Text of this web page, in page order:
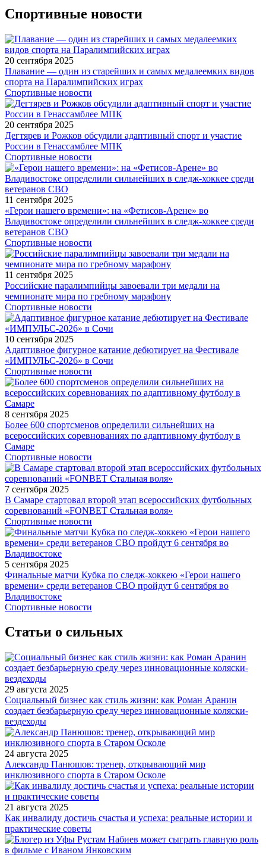
Спортивные новости
20 сентября 2025
Плавание — один из старейших и самых медалеемких видов
спорта на Паралимпийских играх
Спортивные новости
20 сентября 2025
Дегтярев и Рожков обсудили адаптивный спорт и участие
России в Генассамблее МПК
Спортивные новости
11 сентября 2025
«Герои нашего времени»: на «Фетисов-Арене» во
Владивостоке определили сильнейших в следж-хоккее среди
ветеранов СВО
Спортивные новости
11 сентября 2025
Российские паралимпийцы завоевали три медали на
чемпионате мира по гребному марафону
Спортивные новости
10 сентября 2025
Адаптивное фигурное катание дебютирует на Фестивале
«ИМПУЛЬС-2026» в Сочи
Спортивные новости
8 сентября 2025
Более 600 спортсменов определили сильнейших на
всероссийских соревнованиях по адаптивному футболу в
Самаре
Спортивные новости
7 сентября 2025
В Самаре стартовал второй этап всероссийских футбольных
соревнований «FONBET Стальная воля»
Спортивные новости
5 сентября 2025
Финальные матчи Кубка по следж-хоккею «Герои нашего
времени» среди ветеранов СВО пройдут 6 сентября во
Владивостоке
Спортивные новости
Статьи о сильных
29 августа 2025
Социальный бизнес как стиль жизни: как Роман Аранин
создает безбарьерную среду через инновационные коляски-
вездеходы
24 августа 2025
Александр Панюшов: тренер, открывающий мир
инклюзивного спорта в Старом Осколе
21 августа 2025
Как инвалиду достичь счастья и успеха: реальные истории и
практические советы